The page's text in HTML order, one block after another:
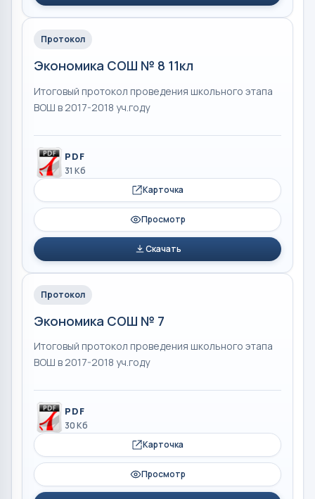
Протокол
Экономика СОШ № 8 11кл
Итоговый протокол проведения школьного этапа
ВОШ в 2017-2018 уч.году
PDF
31 Кб
Карточка
Просмотр
Скачать
Протокол
Экономика СОШ № 7
Итоговый протокол проведения школьного этапа
ВОШ в 2017-2018 уч.году
PDF
30 Кб
Карточка
Просмотр